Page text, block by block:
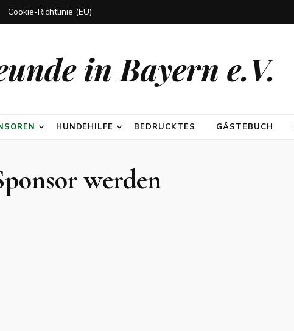
Cookie-Richtlinie (EU)
in Bayern e.V.
HUNDEHILFE BEDRUCKTES GÄSTEBUCH
werden